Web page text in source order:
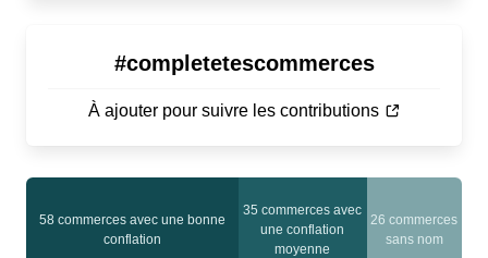
#completetescommerces
À ajouter pour suivre les contributions
58 commerces avec une bonne
conflation
35 commerces avec
une conflation
moyenne
26 commerces
sans nom
0 non
trouvés